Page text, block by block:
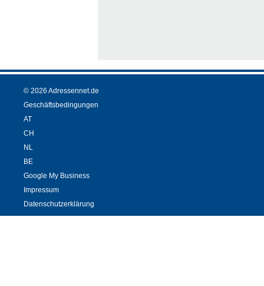
© 2026 Adressennet.de
Geschäftsbedingungen
AT
CH
NL
BE
Google My Business
Impressum
Datenschutzerklärung